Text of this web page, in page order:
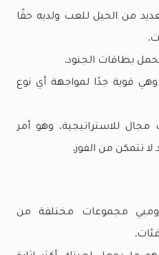
من الحيل للعب ولديه حقًا
بطاقات الجنود.
قوية جدًا لمواجهة أي نوع
للاستراتيجية، وهو أمر
تتمكن من الفوز.
مجموعات مختلفة من